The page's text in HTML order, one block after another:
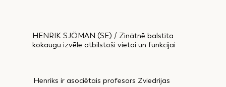
HENRIK SJÖMAN (SE) / Zinātnē balstīta
kokaugu izvēle atbilstoši vietai un funkcijai
Henriks ir asociētais profesors Zviedrijas